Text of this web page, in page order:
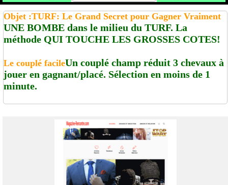
Objet :TURF: Le Grand Secret pour Gagner Vraiment
UNE BOMBE dans le milieu du TURF. La
méthode QUI TOUCHE LES GROSSES COTES!
Le couplé facileUn couplé champ réduit 3 chevaux à
jouer en gagnant/placé. Sélection en moins de 1
minute.